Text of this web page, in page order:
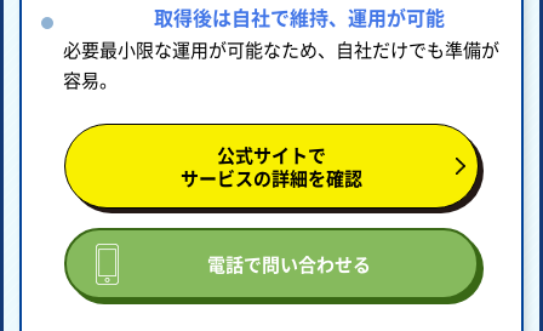
取得後は自社で維持、運用が可能
必要最小限な運用が可能なため、自社だけでも準備が
容易。
公式サイトで
サービスの詳細を確認
電話で問い合わせる